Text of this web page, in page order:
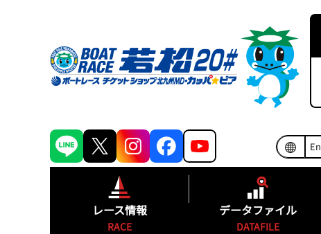
En
レース情報
RACE
データファイル
DATAFILE